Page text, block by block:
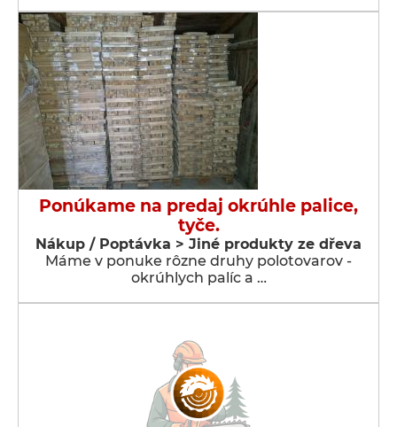
Ponúkame na predaj okrúhle palice,
tyče.
Nákup / Poptávka > Jiné produkty ze dřeva
Máme v ponuke rôzne druhy polotovarov -
okrúhlych palíc a …